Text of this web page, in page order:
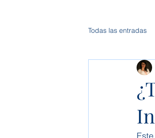
Todas las entradas